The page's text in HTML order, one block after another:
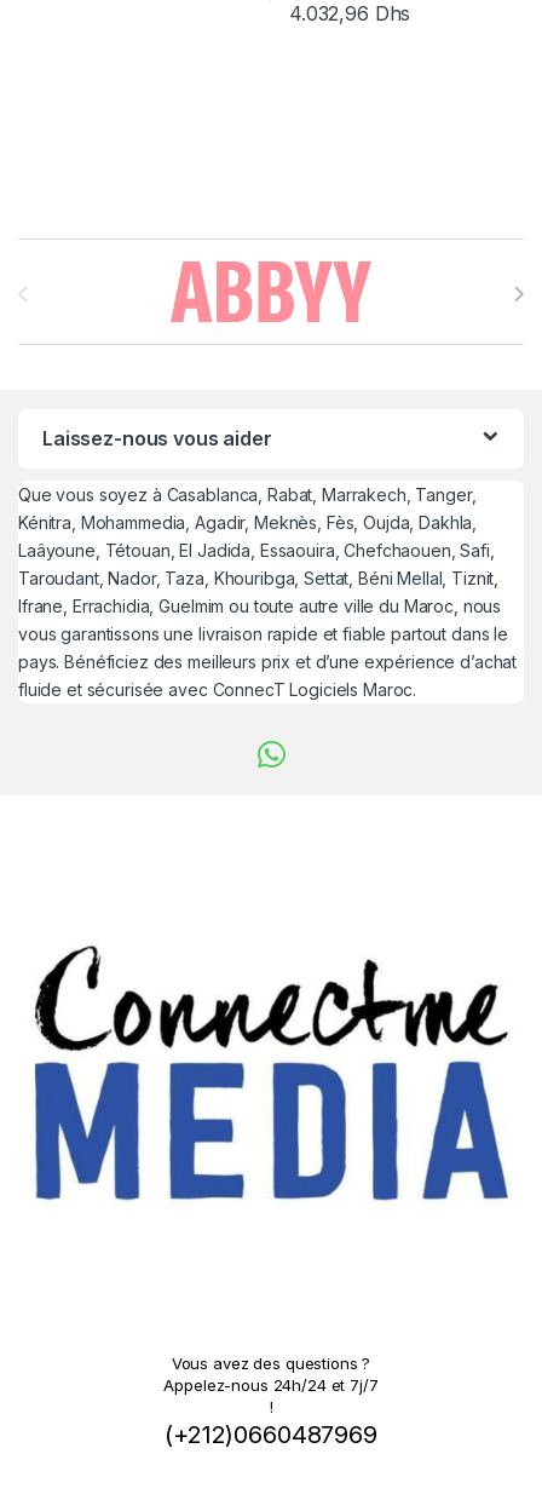
4.032,96 Dhs
Brands Carousel
Laissez-nous vous aider
Que vous soyez à Casablanca, Rabat, Marrakech, Tanger,
Kénitra, Mohammedia, Agadir, Meknès, Fès, Oujda, Dakhla,
Laâyoune, Tétouan, El Jadida, Essaouira, Chefchaouen, Safi,
Taroudant, Nador, Taza, Khouribga, Settat, Béni Mellal, Tiznit,
Ifrane, Errachidia, Guelmim ou toute autre ville du Maroc, nous
vous garantissons une livraison rapide et fiable partout dans le
pays. Bénéficiez des meilleurs prix et d’une expérience d’achat
fluide et sécurisée avec ConnecT Logiciels Maroc.
Vous avez des questions ?
Appelez-nous 24h/24 et 7j/7
!
(+212)0660487969